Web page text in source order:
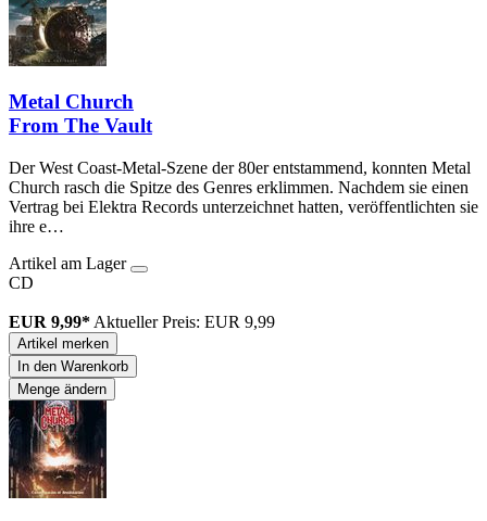
Metal Church
From The Vault
Der West Coast-Metal-Szene der 80er entstammend, konnten Metal
Church rasch die Spitze des Genres erklimmen. Nachdem sie einen
Vertrag bei Elektra Records unterzeichnet hatten, veröffentlichten sie
ihre e…
Artikel am Lager
CD
EUR 9,99* Aktueller Preis: EUR 9,99
Artikel merken
In den Warenkorb
Menge ändern